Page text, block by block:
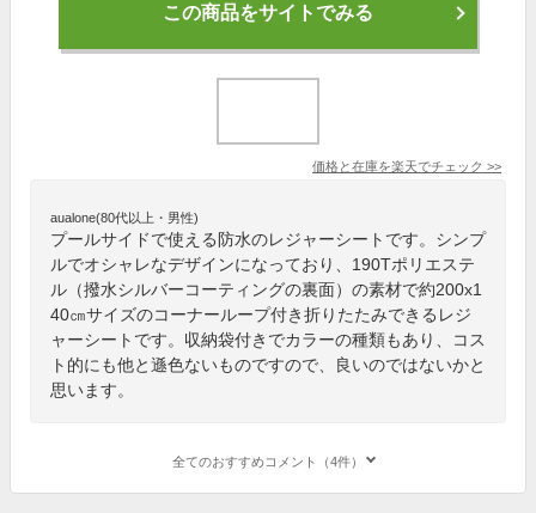
この商品をサイトでみる
価格と在庫を楽天でチェック >>
aualone(80代以上・男性)
プールサイドで使える防水のレジャーシートです。シンプ
ルでオシャレなデザインになっており、190Tポリエステ
ル（撥水シルバーコーティングの裏面）の素材で約200x1
40㎝サイズのコーナーループ付き折りたたみできるレジ
ャーシートです。収納袋付きでカラーの種類もあり、コス
ト的にも他と遜色ないものですので、良いのではないかと
思います。
全てのおすすめコメント（4件）